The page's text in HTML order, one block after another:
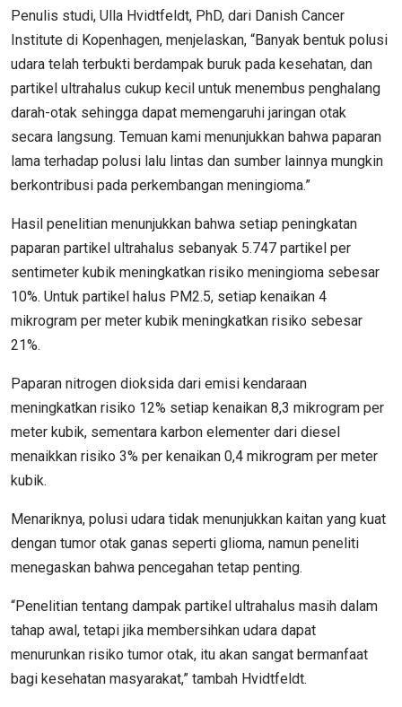
Penulis studi, Ulla Hvidtfeldt, PhD, dari Danish Cancer
Institute di Kopenhagen, menjelaskan, “Banyak bentuk polusi
udara telah terbukti berdampak buruk pada kesehatan, dan
partikel ultrahalus cukup kecil untuk menembus penghalang
darah-otak sehingga dapat memengaruhi jaringan otak
secara langsung. Temuan kami menunjukkan bahwa paparan
lama terhadap polusi lalu lintas dan sumber lainnya mungkin
berkontribusi pada perkembangan meningioma.”
Hasil penelitian menunjukkan bahwa setiap peningkatan
paparan partikel ultrahalus sebanyak 5.747 partikel per
sentimeter kubik meningkatkan risiko meningioma sebesar
10%. Untuk partikel halus PM2.5, setiap kenaikan 4
mikrogram per meter kubik meningkatkan risiko sebesar
21%.
Paparan nitrogen dioksida dari emisi kendaraan
meningkatkan risiko 12% setiap kenaikan 8,3 mikrogram per
meter kubik, sementara karbon elementer dari diesel
menaikkan risiko 3% per kenaikan 0,4 mikrogram per meter
kubik.
Menariknya, polusi udara tidak menunjukkan kaitan yang kuat
dengan tumor otak ganas seperti glioma, namun peneliti
menegaskan bahwa pencegahan tetap penting.
“Penelitian tentang dampak partikel ultrahalus masih dalam
tahap awal, tetapi jika membersihkan udara dapat
menurunkan risiko tumor otak, itu akan sangat bermanfaat
bagi kesehatan masyarakat,” tambah Hvidtfeldt.